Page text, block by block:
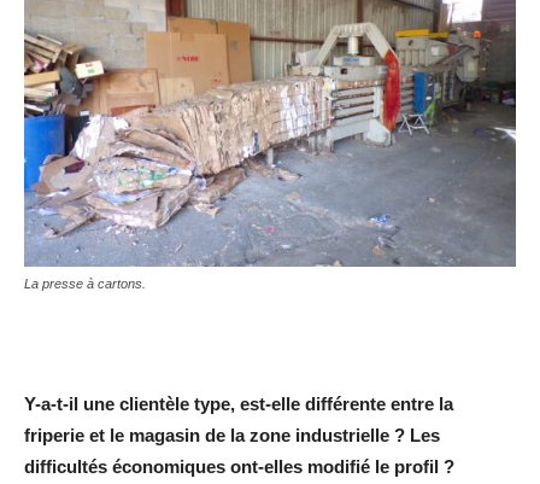
La presse à cartons.
Y-a-t-il une clientèle type, est-elle différente entre la
friperie et le magasin de la zone industrielle ? Les
difficultés économiques ont-elles modifié le profil ?